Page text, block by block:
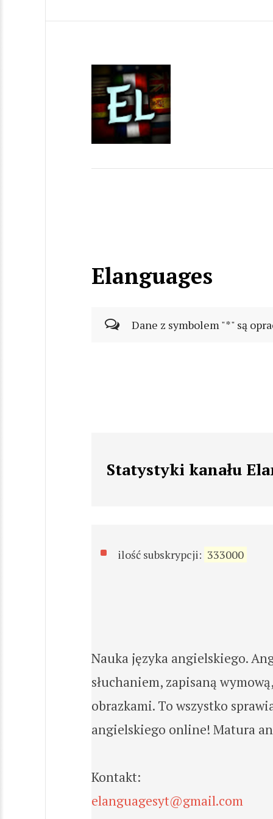
Elanguages
Dane z symbolem "*" są
Statystyki kanału
ilość subskrypcji: 333000
Nauka języka angielskiego.
słuchaniem, zapisaną
obrazkami. To wszystko
angielskiego online! Matura
Kontakt:
elanguagesyt@gmail.com